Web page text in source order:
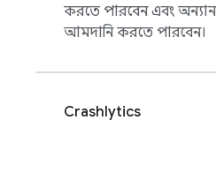
করতে পারবেন এবং
আমদানি করতে পারবেন।
Crashlytics